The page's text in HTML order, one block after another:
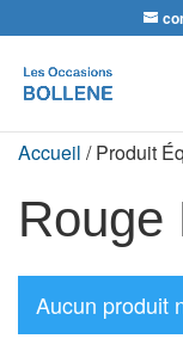
de
produits
Accueil / Produit
Rouge
Aucun produit